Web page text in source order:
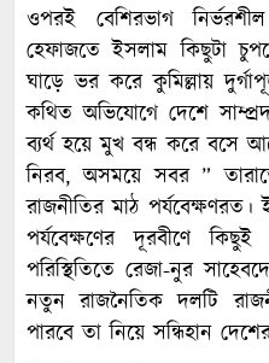
ওপরই বেশিরভাগ
হেফাজতে ইসলাম কিছুটা
ঘাড়ে ভর করে কুমিল্লায়
কথিত অভিযোগে দেশে
ব্যর্থ হয়ে মুখ বন্ধ করে বসে
নিরব, অসময়ে সবর ”
রাজনীতির মাঠ
পর্যবেক্ষণের দূরবীণে
পরিস্থিতিতে রেজা-নুর
নতুন রাজনৈতিক দলটি
পারবে তা নিয়ে সন্ধিহান